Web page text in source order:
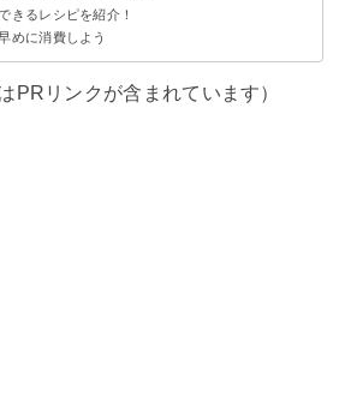
場合は冷蔵保存する
する場合は冷凍がおすすめ
きるレシピを紹介！
めに消費しよう
PRリンクが含まれています）